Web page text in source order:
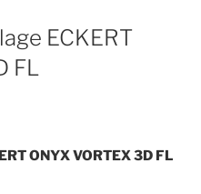
ECKERT
FL
ONYX VORTEX 3D FL